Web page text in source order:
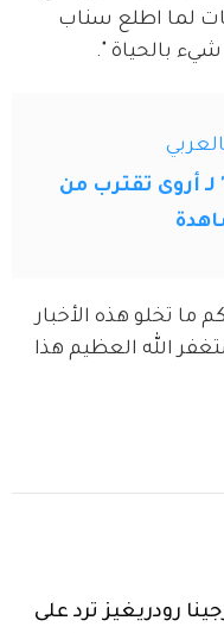
لما اطلع سناب
بالحياة ".
أروى تقترب من
ما تخلو هذه الأخبار
الله العظيم هذا
رودريغيز ترد على